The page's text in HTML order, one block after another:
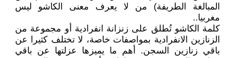
المبالغة الطريفة) من لا يعرف معنى الكاشو ليس
مغربيا..
كلمة الكاشو تُطلق على زنزانة انفرادية أو مجموعة من
الزنازين الانفرادية بمواصفات خاصة، لا تختلف كثيرا عن
باقي زنازين السجن. أهم ما يميزها عزلتها عن باقي